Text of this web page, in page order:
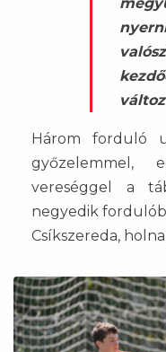
Három forduló
vereséggel a
negyedik
Csíkszereda,